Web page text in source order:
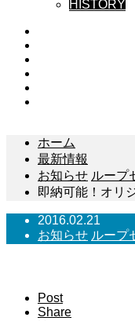
HISTORY
ホーム
最新情報
お知らせ ループ
即納可能！オリ
2016.02.21
お知らせ ループ
Post
Share